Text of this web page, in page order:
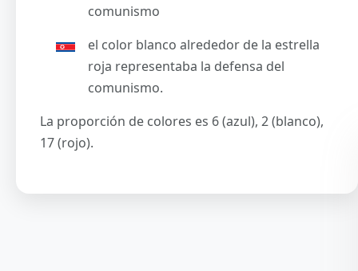
comunismo
el color blanco alrededor de la estrella
roja representaba la defensa del
comunismo.
La proporción de colores es 6 (azul), 2 (blanco),
17 (rojo).